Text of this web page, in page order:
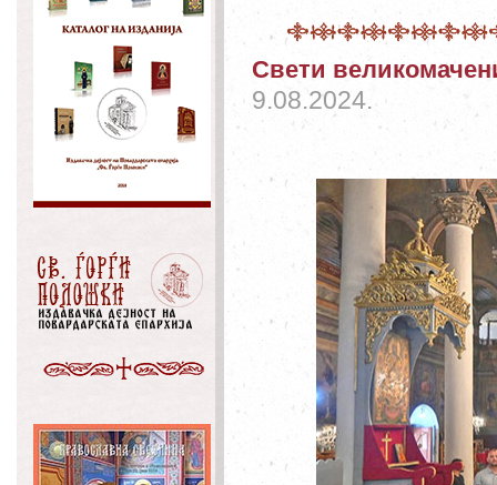
Свети
9.08.2024.